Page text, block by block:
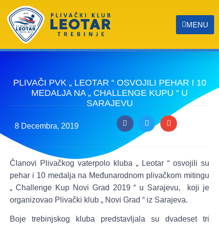
MENU
PLIVAČI PVK „ LEOTAR “ OSVOJILI PEHAR I 10
MEDALJA NA „ CHALLENGE KUPU “ U
SARAJEVU
8 Decembra, 2019
Članovi Plivačkog vaterpolo kluba „ Leotar “ osvojili su
pehar i 10 medalja na Međunarodnom plivačkom mitingu
„ Challenge Kup Novi Grad 2019 “ u Sarajevu, koji je
organizovao Plivački klub „ Novi Grad “ iz Sarajeva.
Boje trebinjskog kluba predstavljala su dvadeset tri